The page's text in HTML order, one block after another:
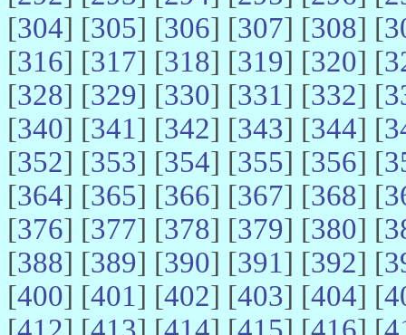
[304] [305] [306] [307] [308] [
[316] [317] [318] [319] [320] [
[328] [329] [330] [331] [332] [
[340] [341] [342] [343] [344] [
[352] [353] [354] [355] [356] [
[364] [365] [366] [367] [368] [
[376] [377] [378] [379] [380] [
[388] [389] [390] [391] [392] [
[400] [401] [402] [403] [404] [